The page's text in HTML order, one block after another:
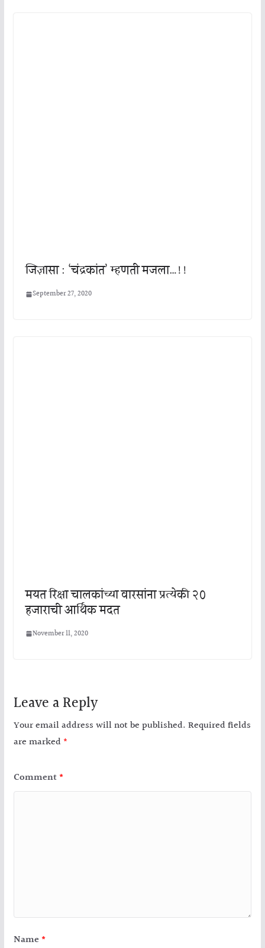
जिज्ञासा : ‘चंद्रकांत’ म्हणती मजला…!!
September 27, 2020
मयत रिक्षा चालकांच्या वारसांना प्रत्येकी २०
हजाराची आर्थिक मदत
November 11, 2020
Leave a Reply
Your email address will not be published. Required fields
are marked *
Comment *
Name *